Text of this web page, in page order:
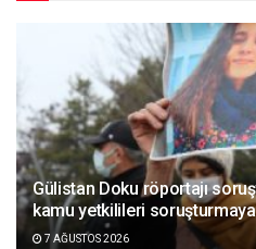
Gülistan Doku röportajı
kamu yetkilileri
7 AĞUSTOS 2026